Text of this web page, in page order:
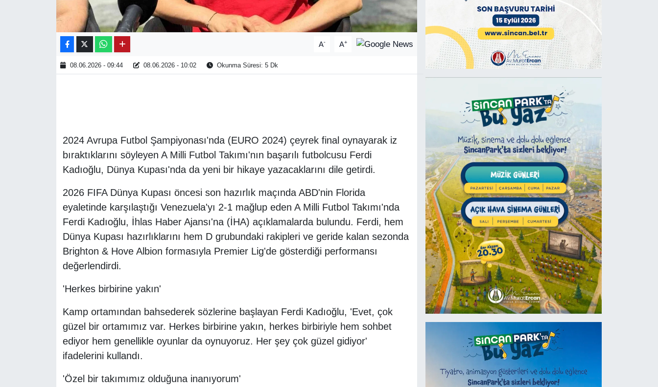
A- A+
08.06.2026 - 09:44 08.06.2026 - 10:02 Okunma Süresi: 5 Dk
2024 Avrupa Futbol Şampiyonası'nda (EURO 2024) çeyrek final oynayarak iz
bıraktıklarını söyleyen A Milli Futbol Takımı'nın başarılı futbolcusu Ferdi
Kadıoğlu, Dünya Kupası'nda da yeni bir hikaye yazacaklarını dile getirdi.
2026 FIFA Dünya Kupası öncesi son hazırlık maçında ABD'nin Florida
eyaletinde karşılaştığı Venezuela'yı 2-1 mağlup eden A Milli Futbol Takımı'nda
Ferdi Kadıoğlu, İhlas Haber Ajansı'na (İHA) açıklamalarda bulundu. Ferdi, hem
Dünya Kupası hazırlıklarını hem D grubundaki rakipleri ve geride kalan sezonda
Brighton & Hove Albion formasıyla Premier Lig'de gösterdiği performansı
değerlendirdi.
'Herkes birbirine yakın'
Kamp ortamından bahsederek sözlerine başlayan Ferdi Kadıoğlu, 'Evet, çok
güzel bir ortamımız var. Herkes birbirine yakın, herkes birbiriyle hem sohbet
ediyor hem genellikle oyunlar da oynuyoruz. Her şey çok güzel gidiyor'
ifadelerini kullandı.
'Özel bir takımımız olduğuna inanıyorum'